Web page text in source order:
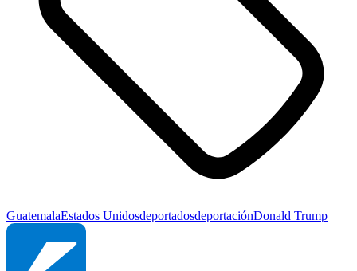
GuatemalaEstados UnidosdeportadosdeportaciónDonald Trump